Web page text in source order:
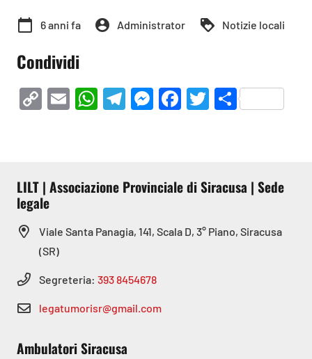
calendar_today 6 anni fa account_circle Administrator loyalty Notizie locali
Condividi
CopyEmailWhatsApp
Telegram
Messenger
Facebook
Twitter
LILT | Associazione Provinciale di Siracusa | Sede
legale
Viale Santa Panagia, 141, Scala D, 3° Piano, Siracusa
(SR)
Segreteria: 393 8454678
legatumorisr@gmail.com
Ambulatori Siracusa